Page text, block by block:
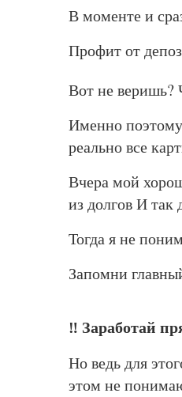
В моменте и
Профит от
Вот не веришь?
Именно
реально все
Вчера мой
из долгов И так
Тогда я не
Запомни
‼️ Заработай
Но ведь для
этом не